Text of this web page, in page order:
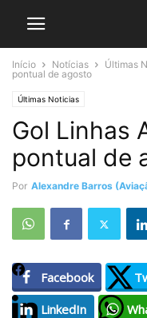
Início Notícias Últimas
pontual de agosto
Últimas Noticias
Gol Linhas
pontual de
Por Alexandre Barros
Facebook
LinkedIn